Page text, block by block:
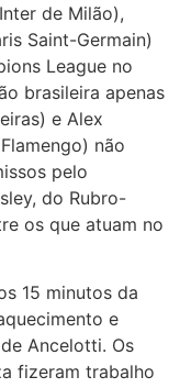
de Milão),
Saint-Germain)
League no
brasileira apenas
e Alex
não
pelo
do Rubro-
os que atuam no
15 minutos da
e
Ancelotti. Os
fizeram trabalho